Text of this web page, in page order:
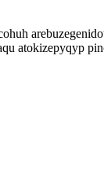
atokizepyqyp